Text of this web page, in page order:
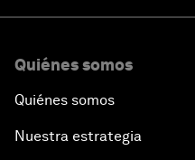
Quiénes somos
Quiénes somos
Nuestra estrategia